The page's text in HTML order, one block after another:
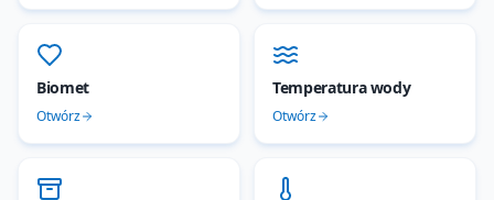
Biomet
Otwórz
Temperatura wody
Otwórz